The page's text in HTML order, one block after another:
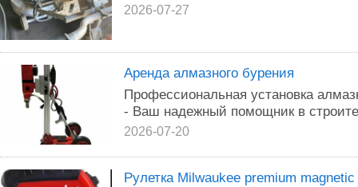
2026-07-27
Аренда алмазного бурения
Профессиональная установка
- Ваш надежный помощник в
2026-07-20
Рулетка Milwaukee premium magnetic